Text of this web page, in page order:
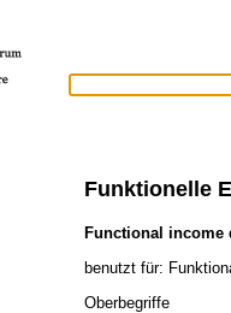
Funktionelle
Functional income
benutzt für:
Oberbegriffe